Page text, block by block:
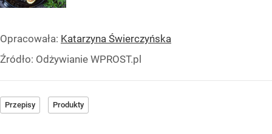
Opracowała: Katarzyna Świerczyńska
Źródło: Odżywianie WPROST.pl
Przepisy Produkty